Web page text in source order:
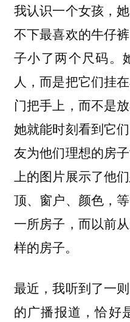
我认识一个女孩，
不下最喜欢的牛仔
子小了两个尺码。
人，而是把它们挂
门把手上，而不是
她就能时刻看到它
友为他们理想的房
上的图片展示了他
顶、窗户、颜色，
一所房子，而以前
样的房子。
最近，我听到了一
的广播报道，恰好